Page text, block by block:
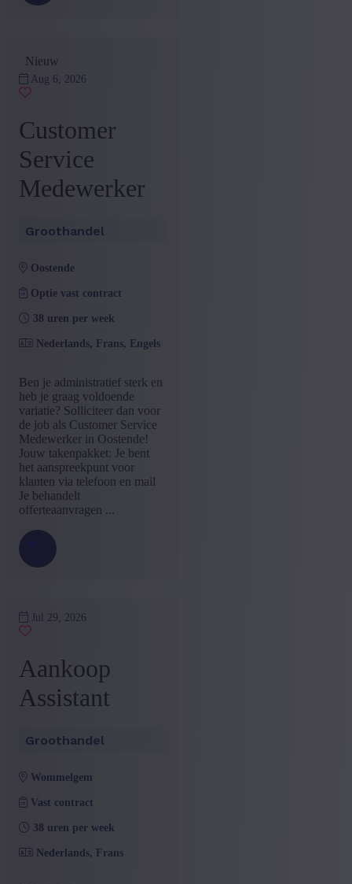
Nieuw
Aug 6, 2026
Customer
Service
Medewerker
Groothandel
oostende
Optie vast contract
38 uren per week
Nederlands, Frans, Engels
Ben je administratief sterk en
heb je graag voldoende
variatie? Solliciteer dan voor
de job als Customer Service
Medewerker in Oostende!
Jouw takenpakket: Je bent
het aanspreekpunt voor
klanten via telefoon en mail
Je behandelt
offerteaanvragen ...
Jul 29, 2026
Aankoop
Assistant
Groothandel
wommelgem
Vast contract
38 uren per week
Nederlands, Frans